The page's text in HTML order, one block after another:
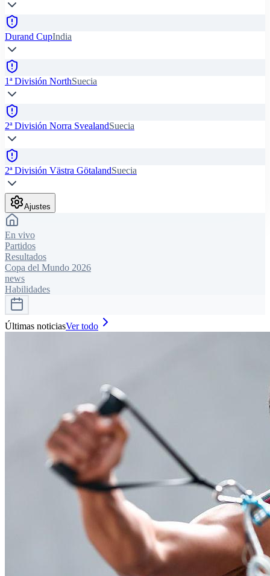
Durand CupIndia
1ª División NorthSuecia
2ª División Norra SvealandSuecia
2ª División Västra GötalandSuecia
Ajustes
En vivo
Partidos
Resultados
Copa del Mundo 2026
news
Habilidades
Últimas noticiasVer todo